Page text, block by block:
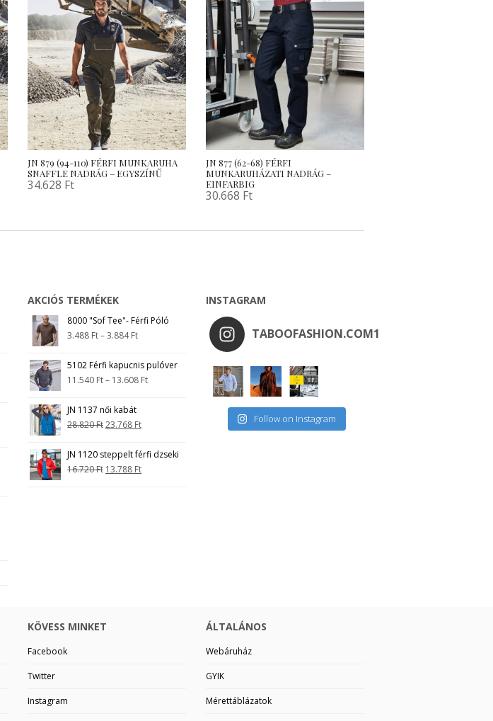
JN 879 (94-110) FÉRFI MUNKARUHA
SNAFFLE NADRÁG – EGYSZÍNŰ
34.628 Ft
JN 877 (62-68) FÉRFI
MUNKARUHÁZATI NADRÁG –
EINFARBIG
30.668 Ft
AKCIÓS TERMÉKEK
8000 "Sof Tee"- Férfi Póló
3.488 Ft–3.884Ft
5102 Férfi kapucnis pulóver
11.540 Ft– 13.608 Ft
JN 1137 női kabát
28.820Ft23.768 Ft
JN 1120 steppelt férfi dzseki
16.720Ft 13.788 Ft
INSTAGRAM
TABOOFASHION.COM1
Follow on Instagram
KÖVESS MINKET
Facebook
Twitter
Instagram
ÁLTALÁNOS
Webáruház
GYIK
Mérettáblázatok